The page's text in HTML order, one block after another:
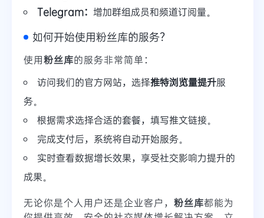
Telegram： 增加群组成员和频道订阅量。
如何开始使用粉丝库的服务？
使用粉丝库的服务非常简单：
访问我们的官方网站，选择推特浏览量提升服
务。
根据需求选择合适的套餐，填写推文链接。
完成支付后，系统将自动开始服务。
实时查看数据增长效果，享受社交影响力提升的
成果。
无论你是个人用户还是企业客户， 粉丝库都能为